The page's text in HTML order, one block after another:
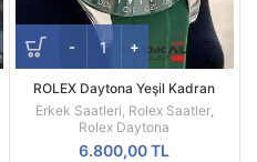
ROLEX Daytona Yeşil Kadran
Silikon Kordon
Erkek Saatleri, Rolex Saatler,
Rolex Daytona
6.800,00TL